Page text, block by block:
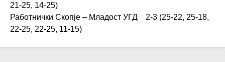
21-25, 14-25)
Работнички Скопје – Младост УГД 2-3 (25-22, 25-18,
22-25, 22-25, 11-15)